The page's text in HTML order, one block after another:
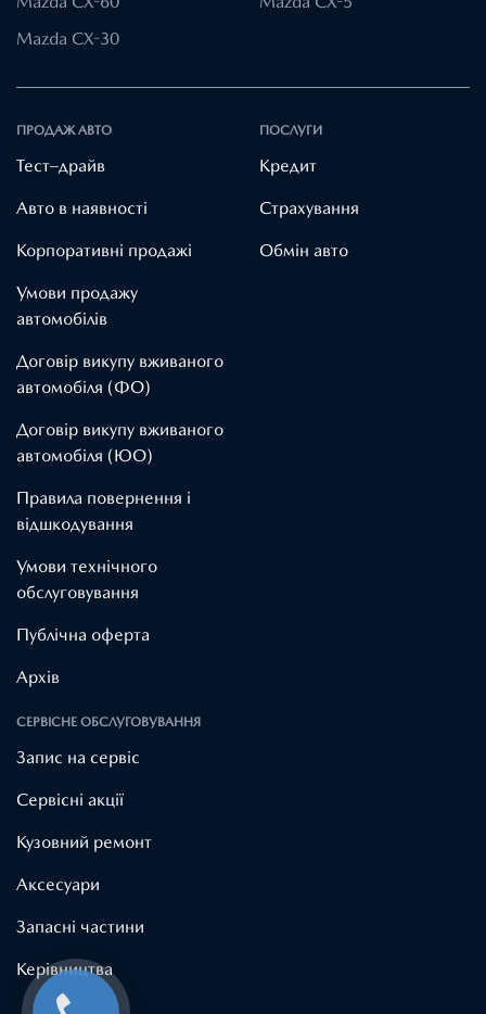
Mazda CX-30
ПРОДАЖ АВТО
Тест–драйв
Авто в наявності
Корпоративні продажі
Умови продажу
автомобілів
Договір викупу вживаного
автомобіля (ФО)
Договір викупу вживаного
автомобіля (ЮО)
Правила повернення і
відшкодування
Умови технічного
обслуговування
Публічна оферта
Архів
ПОСЛУГИ
Кредит
Страхування
Обмін авто
СЕРВІСНЕ ОБСЛУГОВУВАННЯ
Запис на сервіс
Cервісні акції
Кузовний ремонт
Аксесуари
Запасні частини
Керівництва